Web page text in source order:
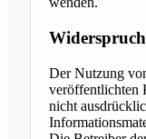
Der Nutzung
veröffentlichten
nicht